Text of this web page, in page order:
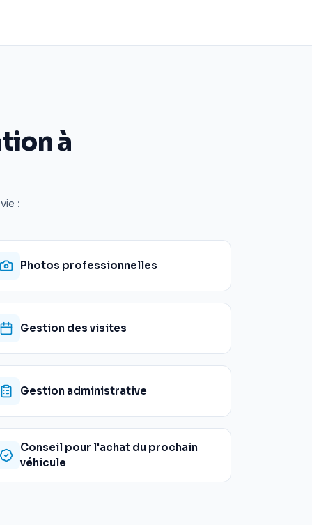
à
:
Photos professionnelles
Gestion des visites
Gestion administrative
Conseil pour l'achat du prochain
véhicule